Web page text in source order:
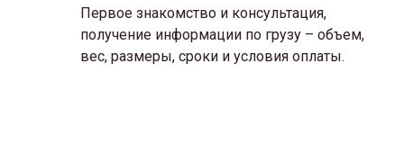
Первое знакомство и консультация,
получение информации по грузу – объем,
вес, размеры, сроки и условия оплаты.